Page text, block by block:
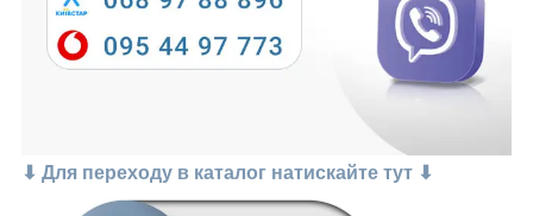
⬇ Для переходу в каталог натискайте тут ⬇